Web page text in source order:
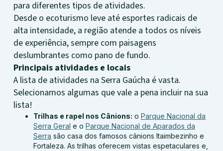
para diferentes tipos de atividades.
Desde o ecoturismo leve até esportes radicais de
alta intensidade, a região atende a todos os níveis
de experiência, sempre com paisagens
deslumbrantes como pano de fundo.
Principais atividades e locais
A lista de atividades na Serra Gaúcha é vasta.
Selecionamos algumas que vale a pena incluir na sua
lista!
Trilhas e rapel nos Cânions: o Parque Nacional da
Serra Geral e o Parque Nacional de Aparados da
Serra são casa dos famosos cânions Itaimbezinho e
Fortaleza. As trilhas oferecem vistas espetaculares e,